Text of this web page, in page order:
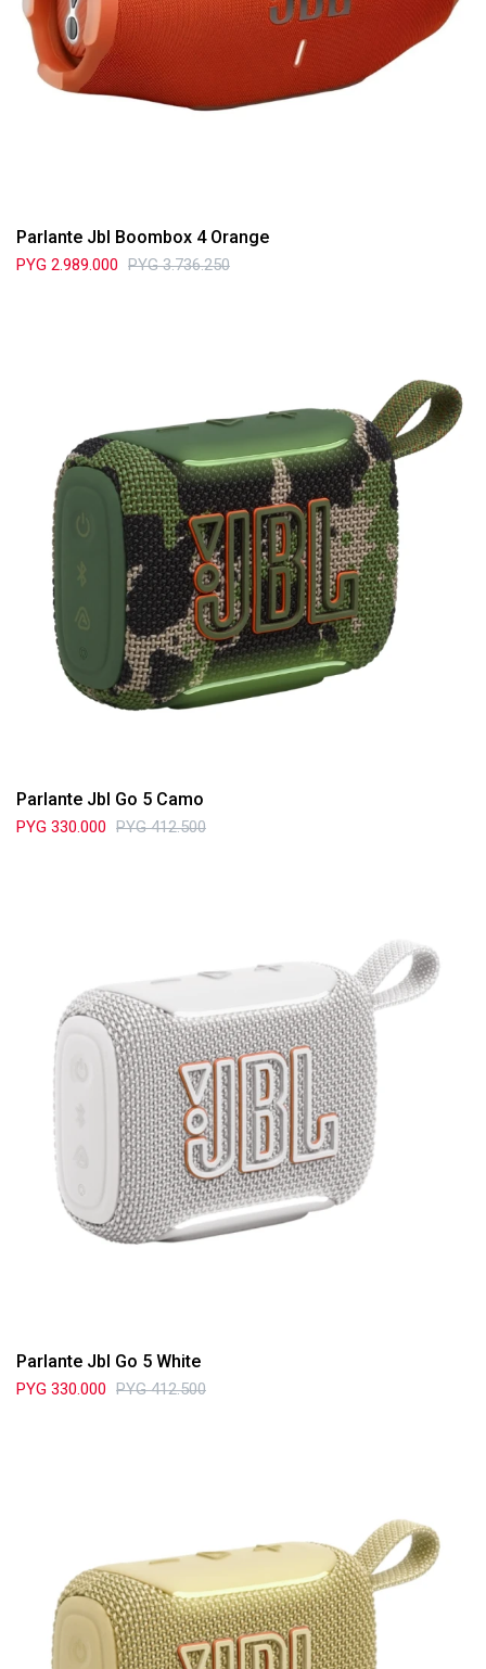
Parlante Jbl Boombox 4 Orange
PYG 2.989.000 PYG 3.736.250
Parlante Jbl Go 5 Camo
PYG 330.000 PYG 412.500
Parlante Jbl Go 5 White
PYG 330.000 PYG 412.500